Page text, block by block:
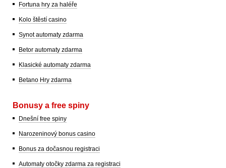
Fortuna hry za haléře
Kolo štěstí casino
Synot automaty zdarma
Betor automaty zdarma
Klasické automaty zdarma
Betano Hry zdarma
Bonusy a free spiny
Dnešní free spiny
Narozeninový bonus casino
Bonus za dočasnou registraci
Automaty otočky zdarma za registraci